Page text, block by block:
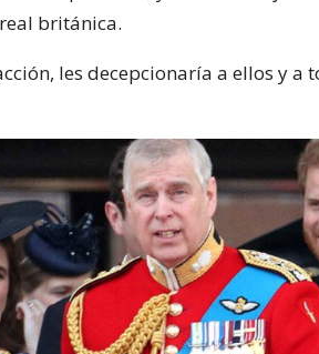
británica.
les decepcionaría a ellos y a